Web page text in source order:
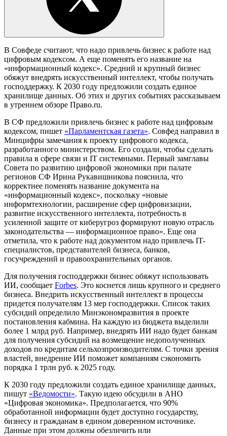
В Совфеде считают, что надо привлечь бизнес к работе над
цифровым кодексом. А еще поменять его название на
«информационный кодекс». Средний и крупный бизнес
обяжут внедрять искусственный интеллект, чтобы получать
господдержку. К 2030 году предложили создать единое
хранилище данных. Об этих и других событиях рассказываем
в утреннем обзоре Право.ru.
В СФ предложили привлечь бизнес к работе над цифровым
кодексом, пишет «Парламентская газета». Совфед направил в
Минцифры замечания к проекту цифрового кодекса,
разработанного министерством. Его создали, чтобы сделать
правила в сфере связи и IT системными. Первый замглавы
Совета по развитию цифровой экономики при палате
регионов СФ Ирина Рукавишникова пояснила, что
корректнее поменять название документа на
«информационный кодекс», поскольку «новые
информтехнологии, расширение сфер цифровизации,
развитие искусственного интеллекта, потребность в
усиленной защите от киберугроз формируют новую отрасль
законодательства — информационное право». Еще она
отметила, что к работе над документом надо привлечь IT-
специалистов, представителей бизнеса, банков,
госучреждений и правоохранительных органов.
Для получения господдержки бизнес обяжут использовать
ИИ, сообщает Forbes. Это коснется лишь крупного и среднего
бизнеса. Внедрить искусственный интеллект в процессы
придется получателям 13 мер господдержки. Список таких
субсидий определило Минэкономразвития в проекте
постановления кабмина. На каждую из бюджета выделили
более 1 млрд руб. Например, внедрять ИИ надо будет банкам
для получения субсидий на возмещение недополученных
доходов по кредитам сельхозпроизводителям. С точки зрения
властей, внедрение ИИ поможет компаниям сэкономить
порядка 1 трлн руб. к 2025 году.
К 2030 году предложили создать единое хранилище данных,
пишут «Ведомости». Такую идею обсудили в АНО
«Цифровая экономика». Предполагается, что 90%
обработанной информации будет доступно государству,
бизнесу и гражданам в едином доверенном источнике.
Данные при этом должны обезличить или